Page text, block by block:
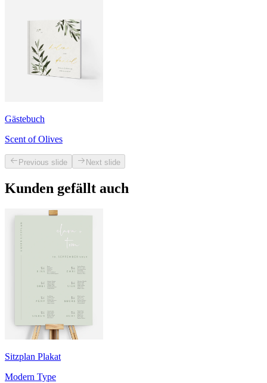
Gästebuch
Scent of Olives
Previous slide Next slide
Kunden gefällt auch
Sitzplan Plakat
Modern Type